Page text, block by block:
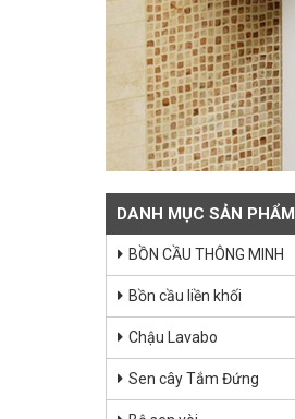
DANH MỤC SẢN PHẨM
BỒN CẦU THÔNG MINH
Bồn cầu liền khối
Chậu Lavabo
Sen cây Tắm Đứng